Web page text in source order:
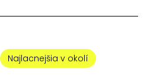
Najlacnejšia v okolí